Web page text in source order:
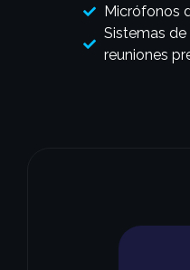
Micrófonos
Sistemas
reuniones